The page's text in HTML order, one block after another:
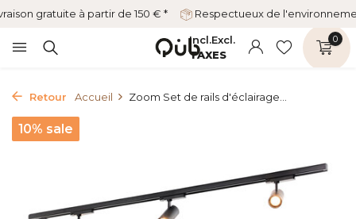
gratuite à partir de 150 € * Respectueux de
Incl.Excl.
TAXES
0
Retour Accueil Zoom Set de rails d'éclairage...
10% sale